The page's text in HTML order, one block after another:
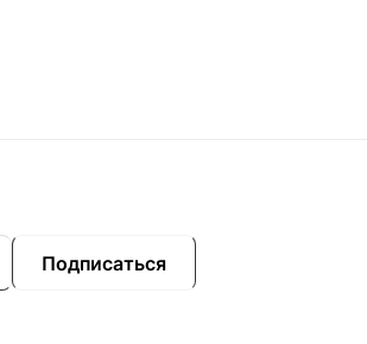
Подписаться